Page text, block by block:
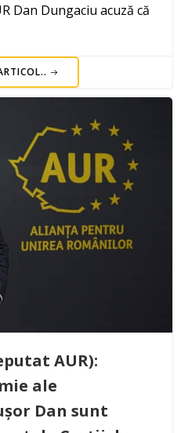
Dan Dungaciu acuză că
AUR):
ale
Dan sunt